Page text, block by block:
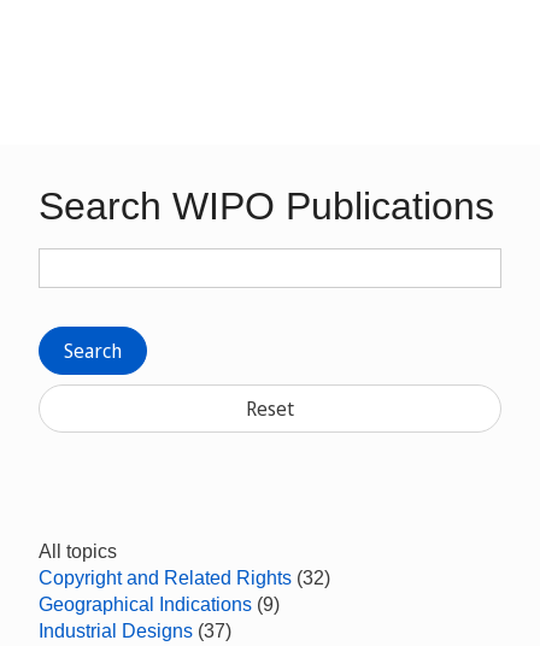
Search WIPO Publications
Search
Reset
All topics
Copyright and Related Rights (32)
Geographical Indications (9)
Industrial Designs (37)